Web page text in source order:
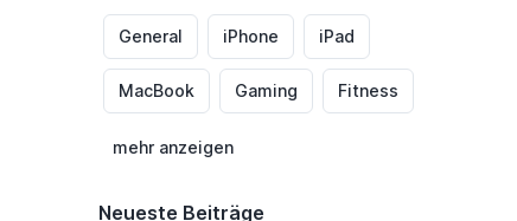
General iPhone iPad
MacBook Gaming Fitness
mehr anzeigen
Neueste Beiträge